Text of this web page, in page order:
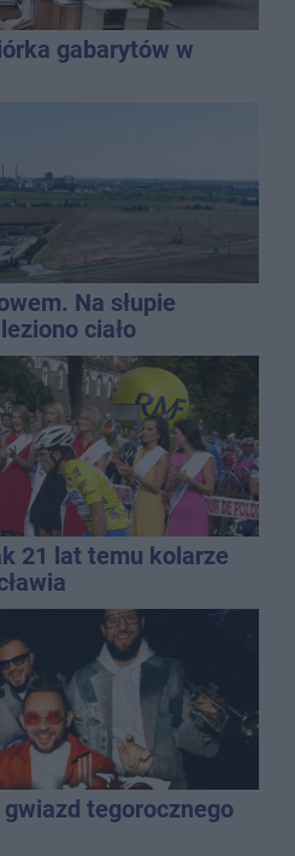
gabarytów w
Na słupie
ciało
21 lat temu kolarze
tegorocznego